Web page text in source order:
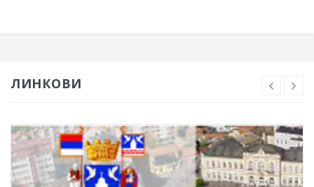
ЛИНКОВИ